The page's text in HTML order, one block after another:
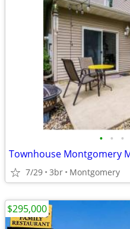
• • •
Townhouse Montgomery
7/29 3br Montgomery
$295,000